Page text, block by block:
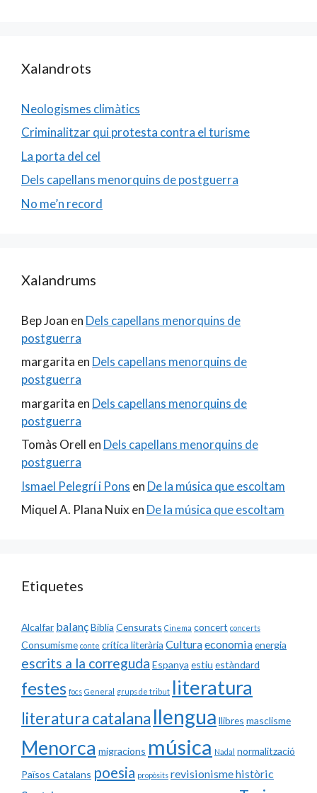
Xalandrots
Neologismes climàtics
Criminalitzar qui protesta contra el turisme
La porta del cel
Dels capellans menorquins de postguerra
No me’n record
Xalandrums
Bep Joan en Dels capellans menorquins de
postguerra
margarita en Dels capellans menorquins de
postguerra
margarita en Dels capellans menorquins de
postguerra
Tomàs Orell en Dels capellans menorquins de
postguerra
Ismael Pelegrí i Pons en De la música que escoltam
Miquel A. Plana Nuix en De la música que escoltam
Etiquetes
Alcalfar balançBiblia Censurats Cinema concert concerts
Consumisme conte crítica literària Culturaeconomiaenergia
escrits a la correguda Espanya estiu estàndard
festes focs General grups de tribut literatura
literatura catalana llengua llibres masclisme
Menorca migracions música Nadal normalització
Països Catalans poesia propòsits revisionisme històric